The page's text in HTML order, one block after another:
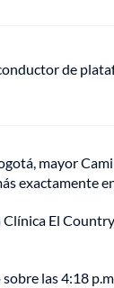
de
mayor
exactamente
Clínica El
las 4:18